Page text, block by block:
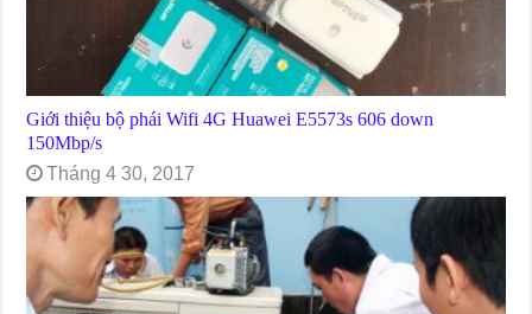
Giới thiệu bộ phái Wifi 4G Huawei E5573s 606 down
150Mbp/s
Tháng 4 30, 2017